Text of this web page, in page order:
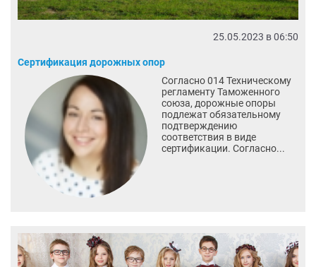
25.05.2023 в 06:50
Сертификация дорожных опор
Согласно 014 Техническому
регламенту Таможенного
союза, дорожные опоры
подлежат обязательному
подтверждению
соответствия в виде
сертификации. Согласно...